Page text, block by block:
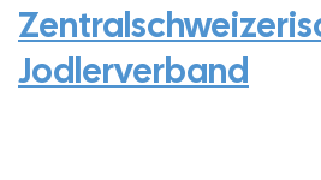
Jodlerverband